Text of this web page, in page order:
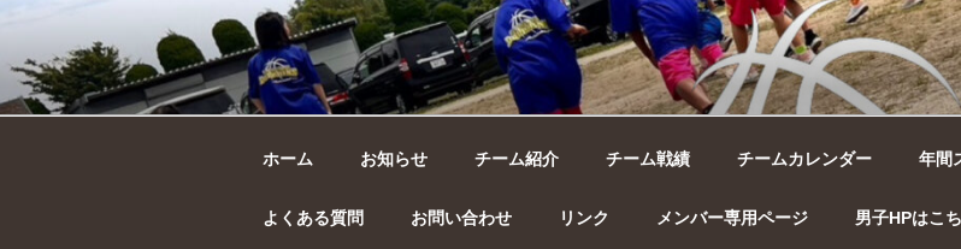
テ
ン
西の原ドルフィンズ女子 ｜ 千葉
ボール
ホーム お知らせ チーム紹介 チーム戦績 チームカレンダー 年間
よくある質問 お問い合わせ リンク メンバー専用ページ 男子HPはこ